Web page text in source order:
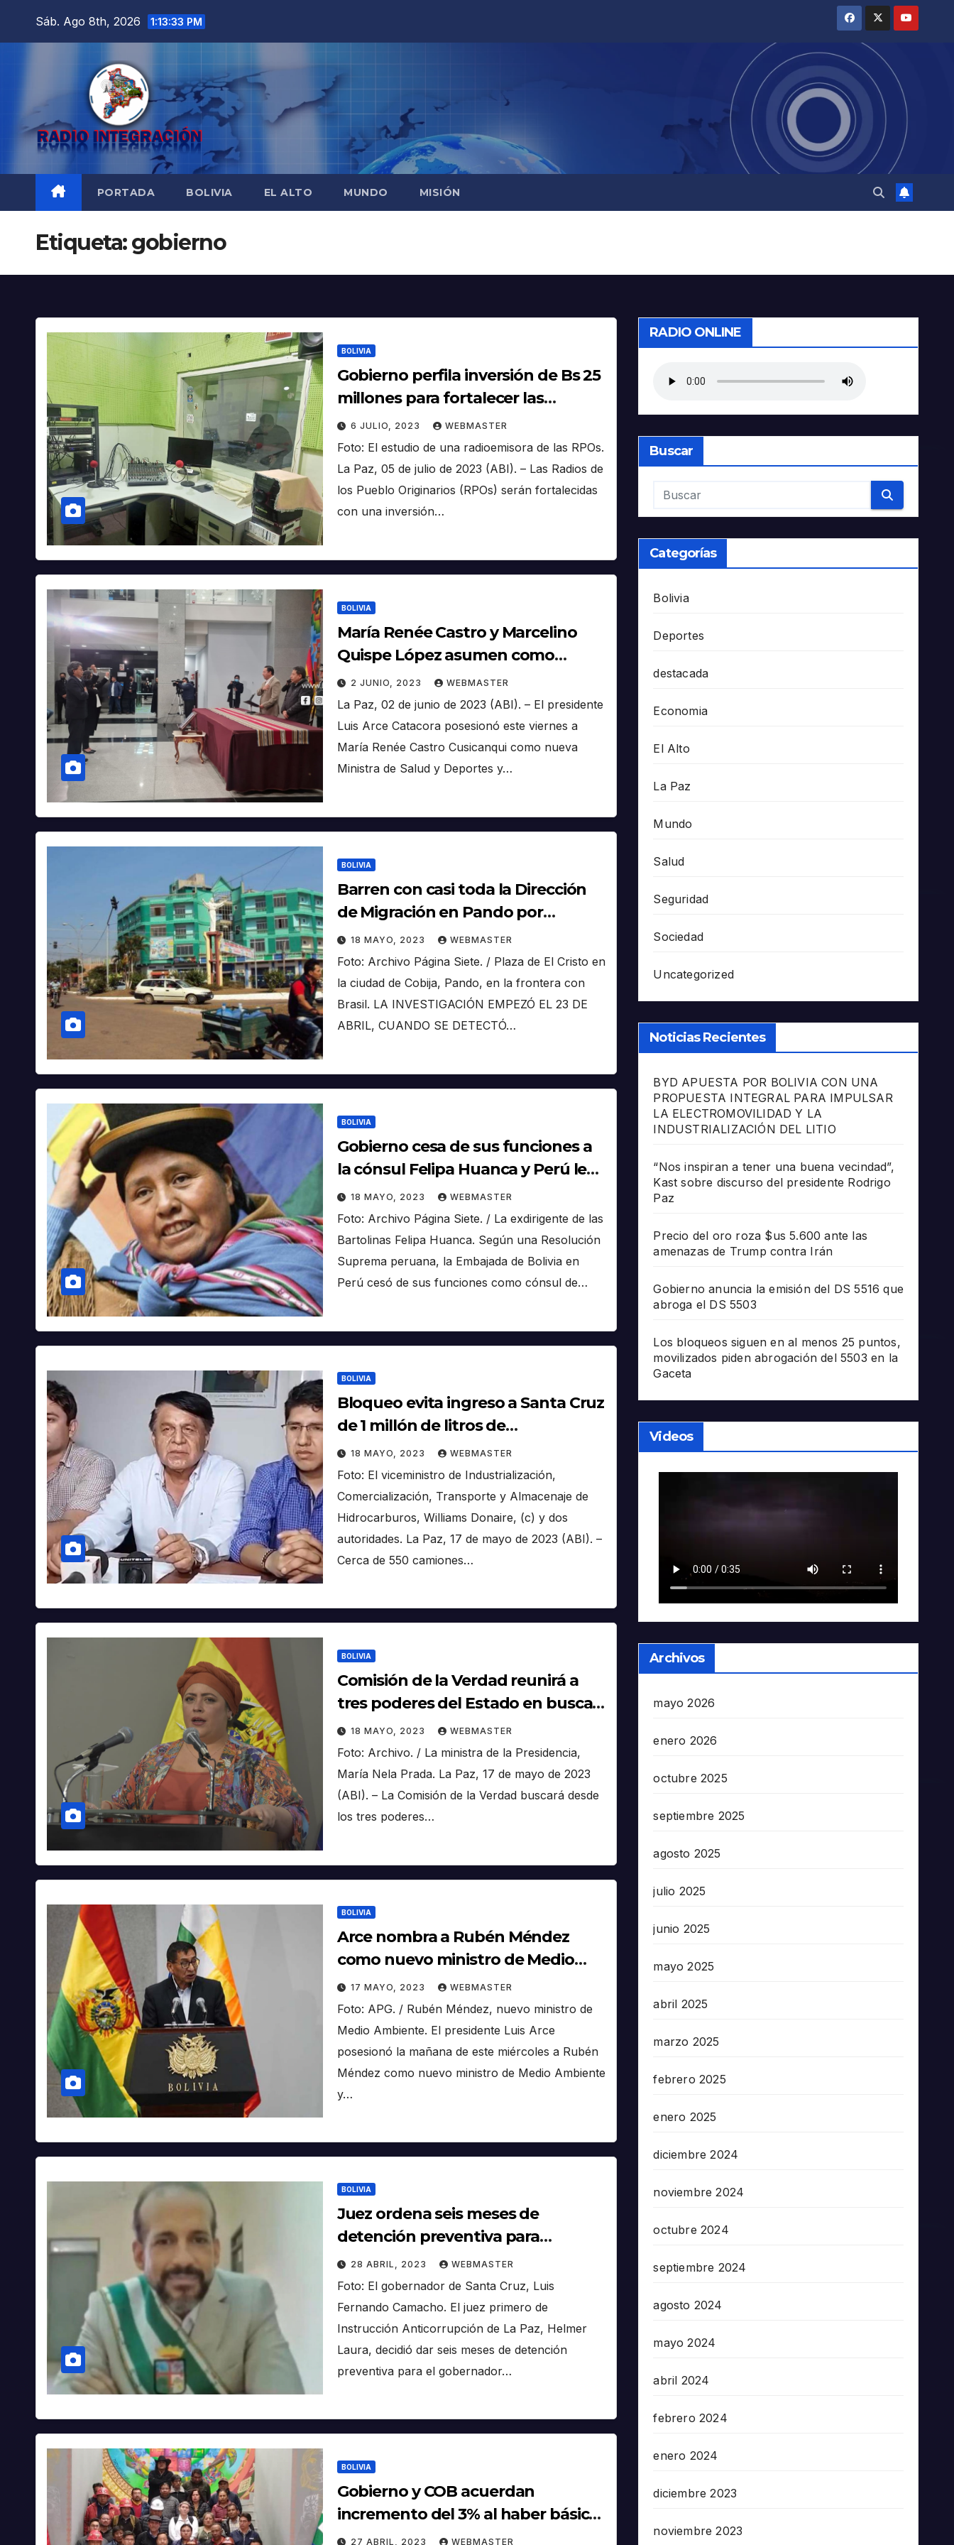
Sáb. Ago 8th, 2026 1:13:35 PM
PORTADA BOLIVIA EL ALTO MUNDO MISIÓN
Etiqueta:gobierno
BOLIVIA
Gobierno perfila inversión de Bs 25
millones para fortalecer las
radioemisoras de los pueblos
originarios
6 JULIO, 2023 WEBMASTER
Foto: El estudio de una radioemisora de las RPOs.
La Paz, 05 de julio de 2023 (ABI). – Las Radios de
los Pueblo Originarios (RPOs) serán fortalecidas
con una inversión…
BOLIVIA
María Renée Castro y Marcelino
Quispe López asumen como
nuevos ministros de Salud y
Minería
2 JUNIO, 2023 WEBMASTER
La Paz, 02 de junio de 2023 (ABI). – El presidente
Luis Arce Catacora posesionó este viernes a
María Renée Castro Cusicanqui como nueva
Ministra de Salud y Deportes y…
BOLIVIA
Barren con casi toda la Dirección
de Migración en Pando por
corrupción
18 MAYO, 2023 WEBMASTER
Foto: Archivo Página Siete. / Plaza de El Cristo en
la ciudad de Cobija, Pando, en la frontera con
Brasil. LA INVESTIGACIÓN EMPEZÓ EL 23 DE
ABRIL, CUANDO SE DETECTÓ…
BOLIVIA
Gobierno cesa de sus funciones a
la cónsul Felipa Huanca y Perú le
retira reconocimiento
18 MAYO, 2023 WEBMASTER
Foto: Archivo Página Siete. / La exdirigente de las
Bartolinas Felipa Huanca. Según una Resolución
Suprema peruana, la Embajada de Bolivia en
Perú cesó de sus funciones como cónsul de…
BOLIVIA
Bloqueo evita ingreso a Santa Cruz
de 1 millón de litros de
combustible, Gobierno llama al
diálogo
18 MAYO, 2023 WEBMASTER
Foto: El viceministro de Industrialización,
Comercialización, Transporte y Almacenaje de
Hidrocarburos, Williams Donaire, (c) y dos
autoridades. La Paz, 17 de mayo de 2023 (ABI). –
Cerca de 550 camiones…
BOLIVIA
Comisión de la Verdad reunirá a
tres poderes del Estado en busca
de justicia y reparación para
víctimas de religiosos pederastas
18 MAYO, 2023 WEBMASTER
Foto: Archivo. / La ministra de la Presidencia,
María Nela Prada. La Paz, 17 de mayo de 2023
(ABI). – La Comisión de la Verdad buscará desde
los tres poderes…
BOLIVIA
Arce nombra a Rubén Méndez
como nuevo ministro de Medio
Ambiente y Agua
17 MAYO, 2023 WEBMASTER
Foto: APG. / Rubén Méndez, nuevo ministro de
Medio Ambiente. El presidente Luis Arce
posesionó la mañana de este miércoles a Rubén
Méndez como nuevo ministro de Medio Ambiente
y…
BOLIVIA
Juez ordena seis meses de
detención preventiva para
Camacho por el paro de 36 días
28 ABRIL, 2023 WEBMASTER
Foto: El gobernador de Santa Cruz, Luis
Fernando Camacho. El juez primero de
Instrucción Anticorrupción de La Paz, Helmer
Laura, decidió dar seis meses de detención
preventiva para el gobernador…
BOLIVIA
Gobierno y COB acuerdan
incremento del 3% al haber básico
y 5% al Salario Mínimo Nacional
27 ABRIL, 2023 WEBMASTER
RADIO ONLINE
Buscar
Categorías
Bolivia
Deportes
destacada
Economia
El Alto
La Paz
Mundo
Salud
Seguridad
Sociedad
Uncategorized
Noticias Recientes
BYD APUESTA POR BOLIVIA CON UNA
PROPUESTA INTEGRAL PARA IMPULSAR
LA ELECTROMOVILIDAD Y LA
INDUSTRIALIZACIÓN DEL LITIO
“Nos inspiran a tener una buena vecindad”,
Kast sobre discurso del presidente Rodrigo
Paz
Precio del oro roza $us 5.600 ante las
amenazas de Trump contra Irán
Gobierno anuncia la emisión del DS 5516 que
abroga el DS 5503
Los bloqueos siguen en al menos 25 puntos,
movilizados piden abrogación del 5503 en la
Gaceta
Videos
Archivos
mayo 2026
enero 2026
octubre 2025
septiembre 2025
agosto 2025
julio 2025
junio 2025
mayo 2025
abril 2025
marzo 2025
febrero 2025
enero 2025
diciembre 2024
noviembre 2024
octubre 2024
septiembre 2024
agosto 2024
mayo 2024
abril 2024
febrero 2024
enero 2024
diciembre 2023
noviembre 2023